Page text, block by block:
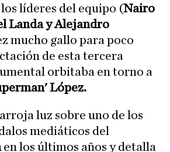
líderes del equipo (Nairo
Landa y Alejandro
mucho gallo para poco
de esta tercera
orbitaba en torno a
López.
luz sobre uno de los
mediáticos del
en los últimos años y detalla